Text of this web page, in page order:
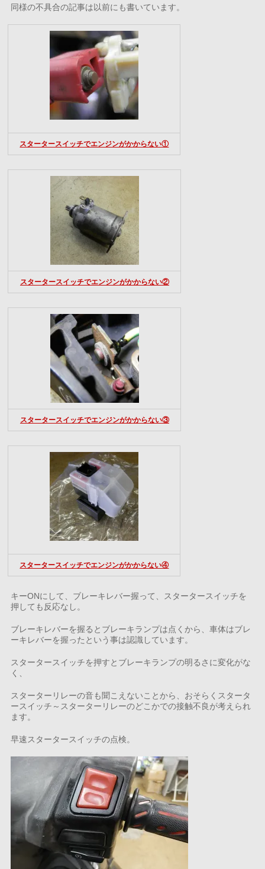
同様の不具合の記事は以前にも書いています。
スタータースイッチでエンジンがかからない①
スタータースイッチでエンジンがかからない②
スタータースイッチでエンジンがかからない③
スタータースイッチでエンジンがかからない④
キーONにして、ブレーキレバー握って、スタータースイッチを
押しても反応なし。
ブレーキレバーを握るとブレーキランプは点くから、車体はブレ
ーキレバーを握ったという事は認識しています。
スタータースイッチを押すとブレーキランプの明るさに変化がな
く、
スターターリレーの音も聞こえないことから、おそらくスタータ
ースイッチ～スターターリレーのどこかでの接触不良が考えられ
ます。
早速スタータースイッチの点検。